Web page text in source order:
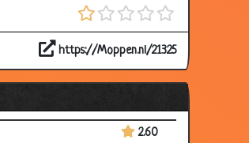
https://Moppen.nl/21325
3.27
3.15
2.60